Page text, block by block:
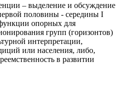
– выделение и обсуждение
половины - середины I
опорных для
групп (горизонтов)
интерпретации,
или населения, либо,
в развитии